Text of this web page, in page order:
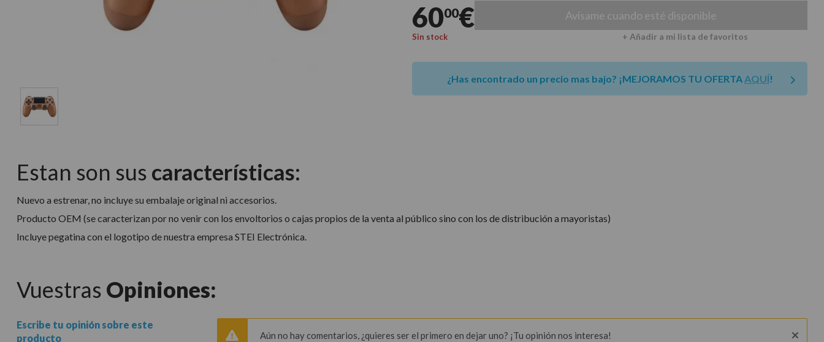
6000€ Avísame cuando esté disponible
Sin stock + Añadir a mi lista de favoritos
¿Has encontrado un precio mas bajo? ¡MEJORAMOS TU OFERTA AQUÍ!
Estan son sus características:
Nuevo a estrenar, no incluye su embalaje original ni accesorios.
Producto OEM (se caracterizan por no venir con los envoltorios o cajas propios de la venta al público sino con los de distribución a mayoristas)
Incluye pegatina con el logotipo de nuestra empresa STEI Electrónica.
Vuestras Opiniones:
Escribe tu opinión sobre este
producto
Aún no hay comentarios, ¿quieres ser el primero en dejar uno? ¡Tu opinión nos interesa!